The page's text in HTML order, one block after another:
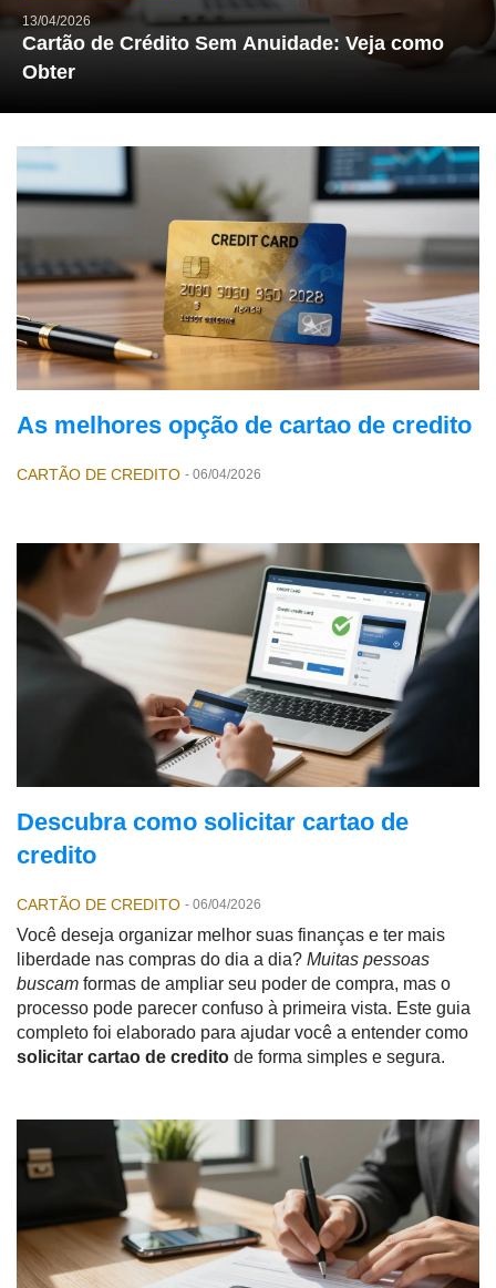
13/04/2026
Cartão de Crédito Sem Anuidade: Veja como
Obter
As melhores opção de cartao de credito
CARTÃO DE CREDITO - 06/04/2026
Descubra como solicitar cartao de
credito
CARTÃO DE CREDITO - 06/04/2026
Você deseja organizar melhor suas finanças e ter mais
liberdade nas compras do dia a dia? Muitas pessoas
buscam formas de ampliar seu poder de compra, mas o
processo pode parecer confuso à primeira vista. Este guia
completo foi elaborado para ajudar você a entender como
solicitar cartao de credito de forma simples e segura.